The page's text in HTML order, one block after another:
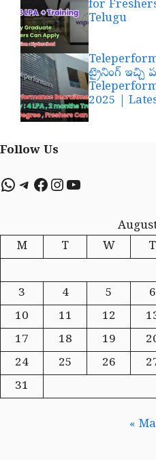
for
Telugu
ట్రైనింగ్ ఇచ్చి
2025 |
Follow Us
WhatsApp
Telegram
Facebook
Instagram
YouTube
M
T W T
3
4 5 6
10
11 12
17
18 19
24
25 26
31
«